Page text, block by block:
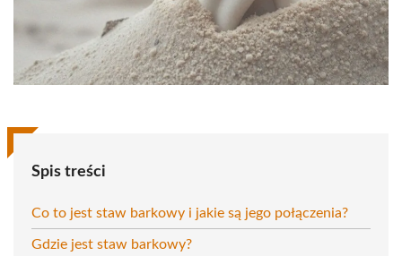
Spis treści
Co to jest staw barkowy i jakie są jego połączenia?
Gdzie jest staw barkowy?